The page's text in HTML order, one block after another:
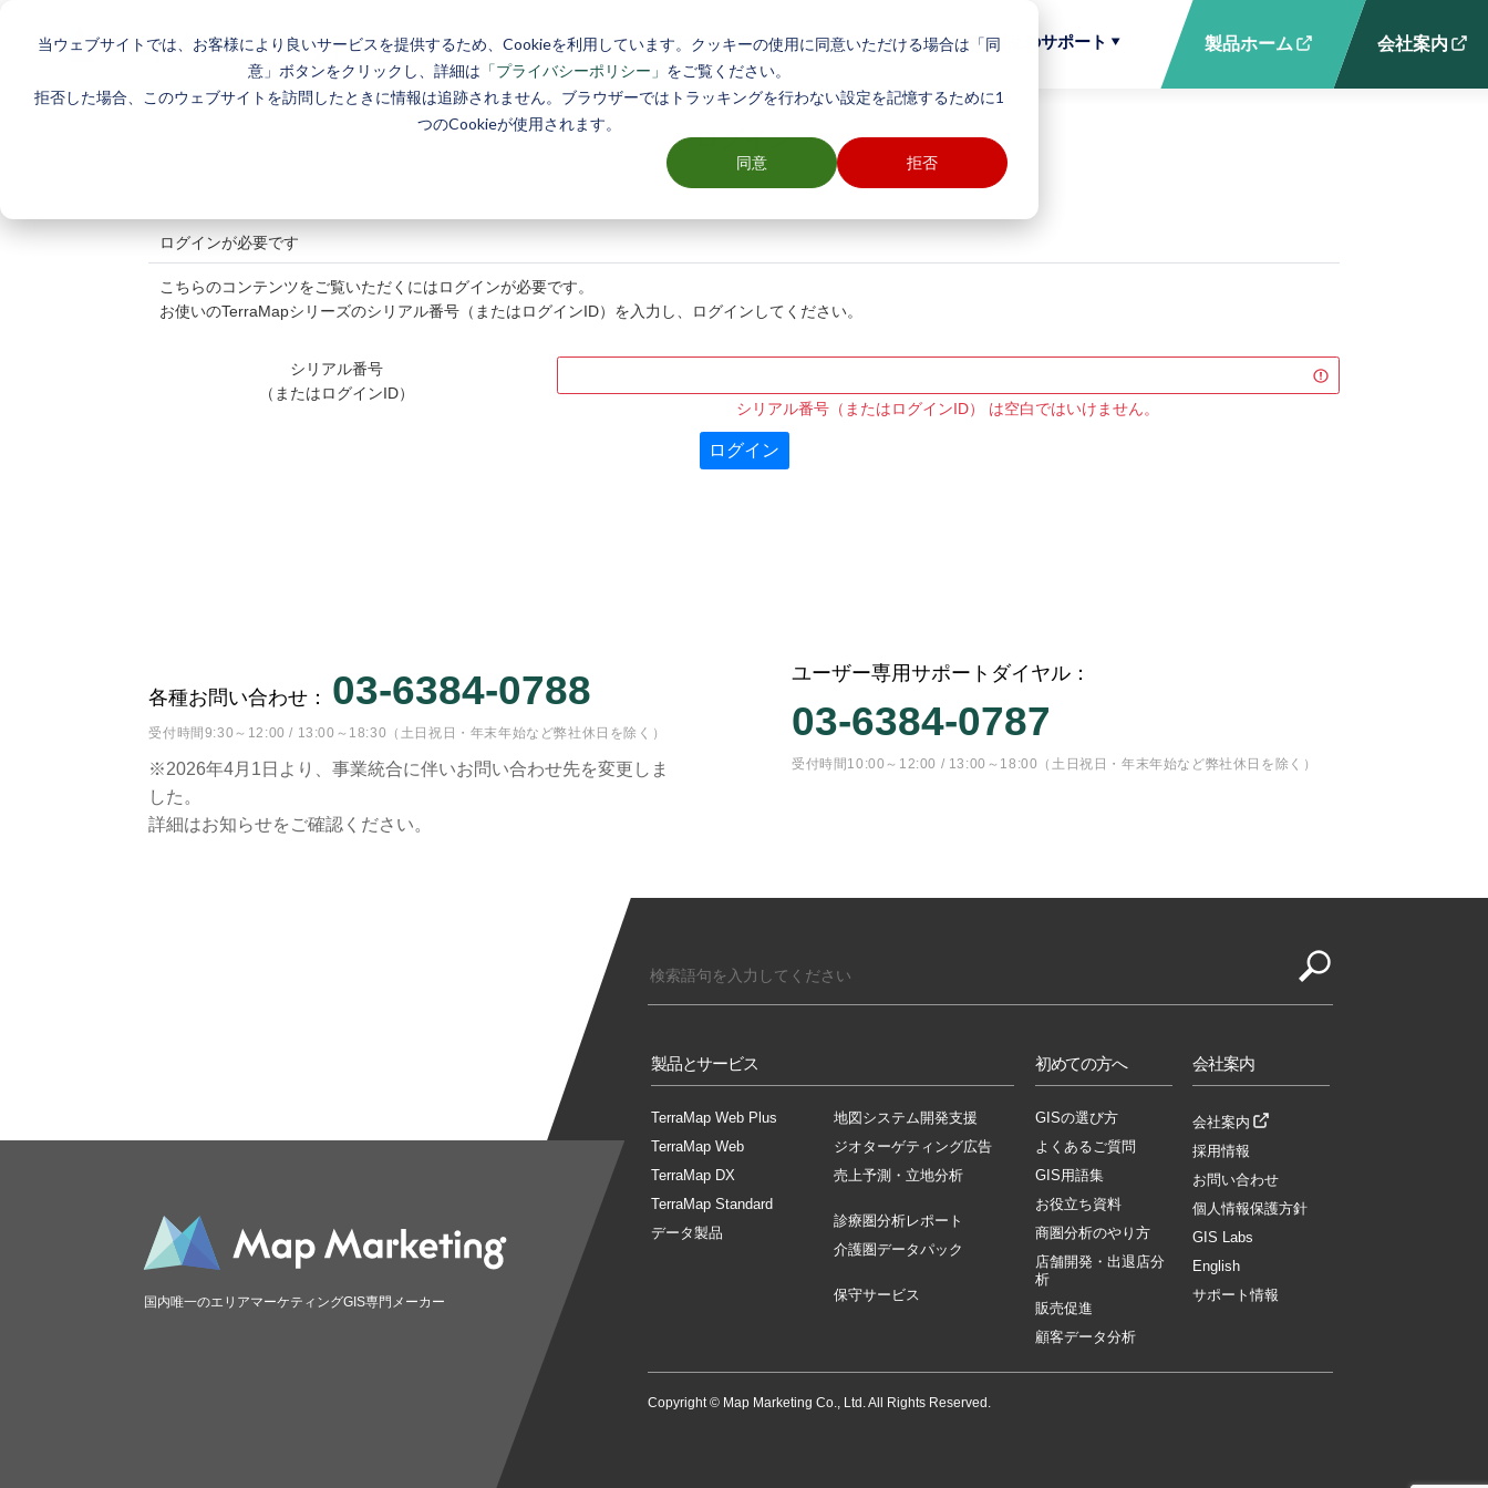
当ウェブサイトでは、お客様により良いサービスを提供するため、Cookieを利用しています。クッキーの使用に同意いただける場合は「同
意」ボタンをクリックし、詳細は 「プライバシーポリシー」 をご覧ください。
拒否した場合、このウェブサイトを訪問したときに情報は追跡されません。ブラウザーではトラッキングを行わない設定を記憶するために1
つのCookieが使用されます。
同意 拒否
| サポート トレーニング/セミナー情報 国勢調査 保守サービス 各製品のサポート 製品ホーム 会社案内
ログイン
ログインが必要です
こちらのコンテンツをご覧いただくにはログインが必要です。
お使いのTerraMapシリーズのシリアル番号（またはログインID）を入力し、ログインしてください。
シリアル番号
（またはログインID）
シリアル番号（またはログインID） は空白ではいけません。
ログイン
各種お問い合わせ： 03-6384-0788
受付時間9:30～12:00 / 13:00～18:30（土日祝日・年末年始など弊社休日を除く）
※2026年4月1日より、事業統合に伴いお問い合わせ先を変更しま
した。
詳細はお知らせをご確認ください。
ユーザー専用サポートダイヤル：
03-6384-0787
受付時間10:00～12:00 / 13:00～18:00（土日祝日・年末年始など弊社休日を除く）
国内唯一のエリアマーケティングGIS専門メーカー
製品とサービス
TerraMap Web Plus
TerraMap Web
TerraMap DX
TerraMap Standard
データ製品
地図システム開発支援
ジオターゲティング広告
売上予測・立地分析
診療圏分析レポート
介護圏データパック
保守サービス
初めての方へ
GISの選び方
よくあるご質問
GIS用語集
お役立ち資料
商圏分析のやり方
店舗開発・出退店分
析
販売促進
顧客データ分析
会社案内
会社案内
採用情報
お問い合わせ
個人情報保護方針
GIS Labs
English
サポート情報
Copyright © Map Marketing Co., Ltd. All Rights Reserved.